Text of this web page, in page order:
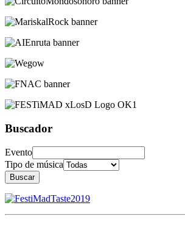
Buscador
Evento
Tipo de música
Buscar